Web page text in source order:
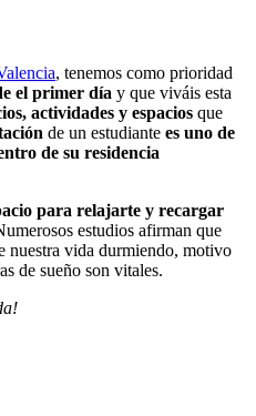
, tenemos como prioridad
el primer día y que viváis esta
actividades y espacios que
de un estudiante es uno de
de su residencia
para relajarte y recargar
estudios afirman que
nuestra vida durmiendo, motivo
de sueño son vitales.